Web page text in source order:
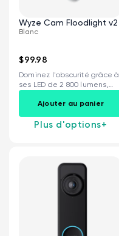
Wyze Cam Floodlight v2
Blanc
$99.98
Dominez l'obscurité grâce à
ses LED de 2 800 lumens,
sa...
Ajouter au panier
Plus d'options+